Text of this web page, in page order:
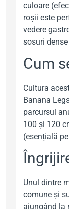
culoare
roșii este
vedere
sosuri
Cum
Cultura
Banana
parcursul
100 și 120
(esențială
Unul dintre
comune și
ajungând la